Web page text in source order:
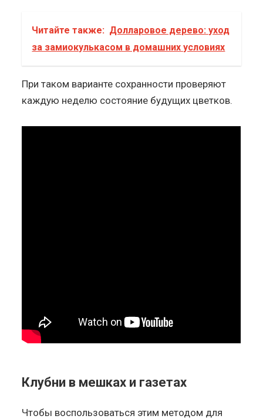
Читайте также: Долларовое дерево: уход
за замиокулькасом в домашних условиях
При таком варианте сохранности проверяют
каждую неделю состояние будущих цветков.
Клубни в мешках и газетах
Чтобы воспользоваться этим методом для